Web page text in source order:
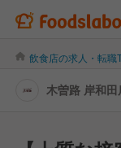
飲食店の求人・転職
木曽路 岸和